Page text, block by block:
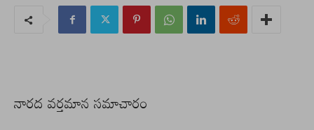
నారద వర్తమాన సమాచారం